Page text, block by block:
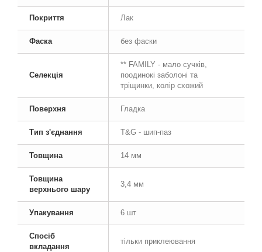
Покриття Лак
Фаска без фаски
Селекція
** FAMILY - мало сучків,
поодинокі заболоні та
тріщинки, колір схожий
Поверхня Гладка
Тип з'єднання T&G - шип-паз
Товщина 14 мм
Товщина
верхнього шару
3,4 мм
Упакування 6 шт
Спосіб
вкладання
тільки приклеювання